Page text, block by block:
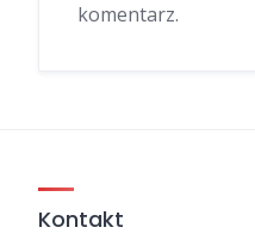
komentarz.
Kontakt